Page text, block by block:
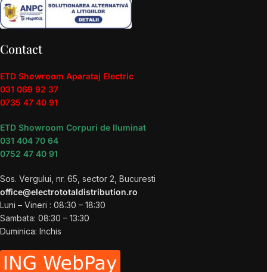
Contact
ETD Showroom Aparataj Electric
031 069 92 37
0735 47 40 91
ETD Showroom Corpuri de Iluminat
031 404 70 64
0752 47 40 91
Sos. Vergului, nr. 65, sector 2, Bucuresti
office@electrototaldistribution.ro
Luni – Vineri : 08:30 – 18:30
Sambata: 08:30 – 13:30
Duminica: Inchis